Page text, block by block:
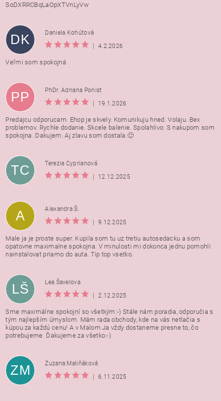
SoDXRRCBqLaOpXTVnLyVw
DK
Daniela Kohútová
|
4.2.2026
Veľmi som spokojná
PP
PhDr. Adriana Ponist
|
19.1.2026
Predajcu odporucam. Ehop je skvely. Komunikuju hned. Volaju. Bex
problemov. Rychle dodanie. Skcele balenie. Spolahlivo. S nakupom som
spokojna. Dakujem. Aj zlavu som dostala.🙂
TC
Terezia Cyprianová
|
12.12.2025
A
Alexandra Š.
|
9.12.2025
Male ja je proste super. Kupila som tu uz tretiu autosedacku a som
opatovne maximalne spokojna. V minulosti mi dokonca jednu pomohli
nainstalovat priamo do auta. Tip top vsetko.
LŠ
Lea Šavelova
|
2.12.2025
Sme maximálne spokojní so všetkým:-) Stále nám poradia, odporučia s
tým najlepším úmyslom. Mám rada obchody, kde na vás netlačia s
kúpou za každú cenu! A v Malom Ja vždy dostaneme presne to, čo
potrebujeme. Ďakujeme za všetko:-)
ZM
Zuzana Maliňáková
|
6.11.2025